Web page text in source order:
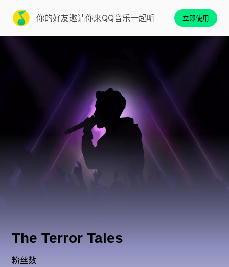
你的好友邀请你来QQ音乐一起听 立即使用
The Terror Tales
粉丝数